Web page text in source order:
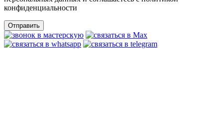
конфиденциальности
Отправить